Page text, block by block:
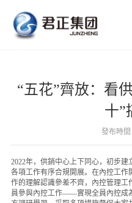
公司新聞
黨群動態
“五花”齊放：看
十”
發布時間
2022年，供銷中心上下同心，初步
各項工作有序合規開展。在內控工
作的理解認識參差不齊，內控管理
員參與內控工作——實現全員內控成